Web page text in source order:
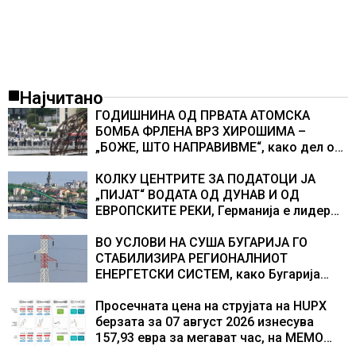
Најчитано
ГОДИШНИНА ОД ПРВАТА АТОМСКА
БОМБА ФРЛЕНА ВРЗ ХИРОШИМА –
„БОЖЕ, ШТО НАПРАВИВМЕ“, како дел од
учесниците во бомбардирањето го
доживуваа овој настан што го промени
текот на историјата
КОЛКУ ЦЕНТРИТЕ ЗА ПОДАТОЦИ ЈА
„ПИЈАТ“ ВОДАТА ОД ДУНАВ И ОД
ЕВРОПСКИТЕ РЕКИ, Германија е лидер
центри за податоци
ВО УСЛОВИ НА СУША БУГАРИЈА ГО
СТАБИЛИЗИРА РЕГИОНАЛНИОТ
ЕНЕРГЕТСКИ СИСТЕМ, како Бугарија
складирање на енергија од батерии
Просечната цена на струјата на HUPX
берзата за 07 август 2026 изнесува
157,93 евра за мегават час, на МЕМО